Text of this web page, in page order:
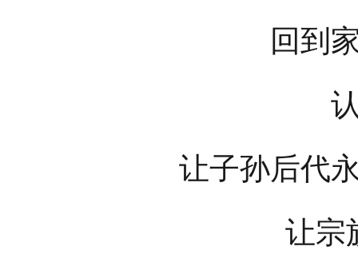
回到
让子孙后代
让宗